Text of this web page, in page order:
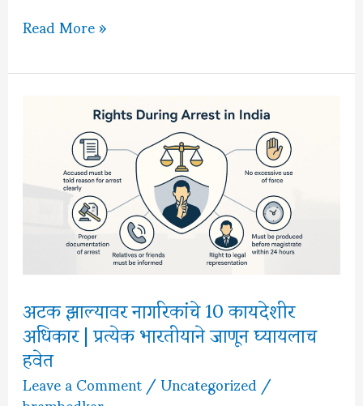
अण्णा
साठे
कादंबऱ्या,
आणि
लोकनाट्य
Read More »
अटक झाल्यावर नागरिकांचे 10 कायदेशीर
अधिकार | प्रत्येक भारतीयाने जाणून घ्यायलाच
हवेत
Leave a Comment/Uncategorized/